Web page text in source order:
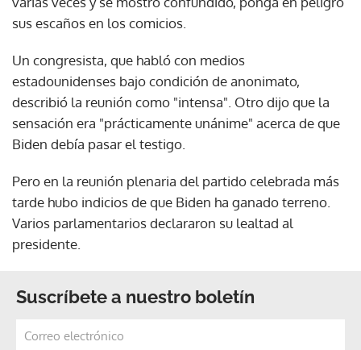
sus escaños en los comicios.
Un congresista, que habló con medios
estadounidenses bajo condición de anonimato,
describió la reunión como "intensa". Otro dijo que la
sensación era "prácticamente unánime" acerca de que
Biden debía pasar el testigo.
Pero en la reunión plenaria del partido celebrada más
tarde hubo indicios de que Biden ha ganado terreno.
Varios parlamentarios declararon su lealtad al
presidente.
Suscríbete a nuestro boletín